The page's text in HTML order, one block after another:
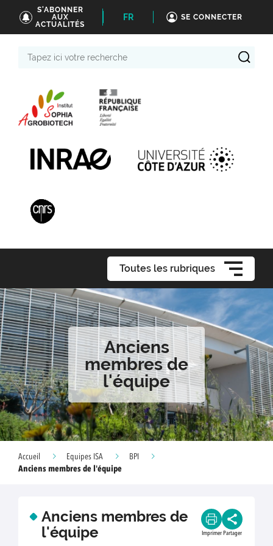
S'ABONNER
AUX
ACTUALITÉS
FR SE CONNECTER
Toutes les rubriques
Anciens
membres de
l'équipe
Accueil Equipes ISA
BPI
Anciens membres de l'équipe
Anciens membres de
l'équipe
Imprimer Partager